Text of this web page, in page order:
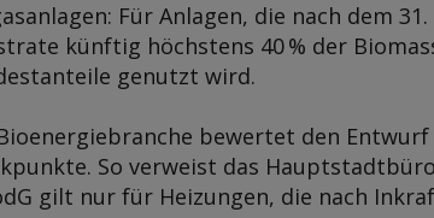
Für Anlagen, die nach dem
künftig höchstens 40 % der
genutzt wird.
bewertet den
So verweist das
gilt nur für Heizungen, die nach